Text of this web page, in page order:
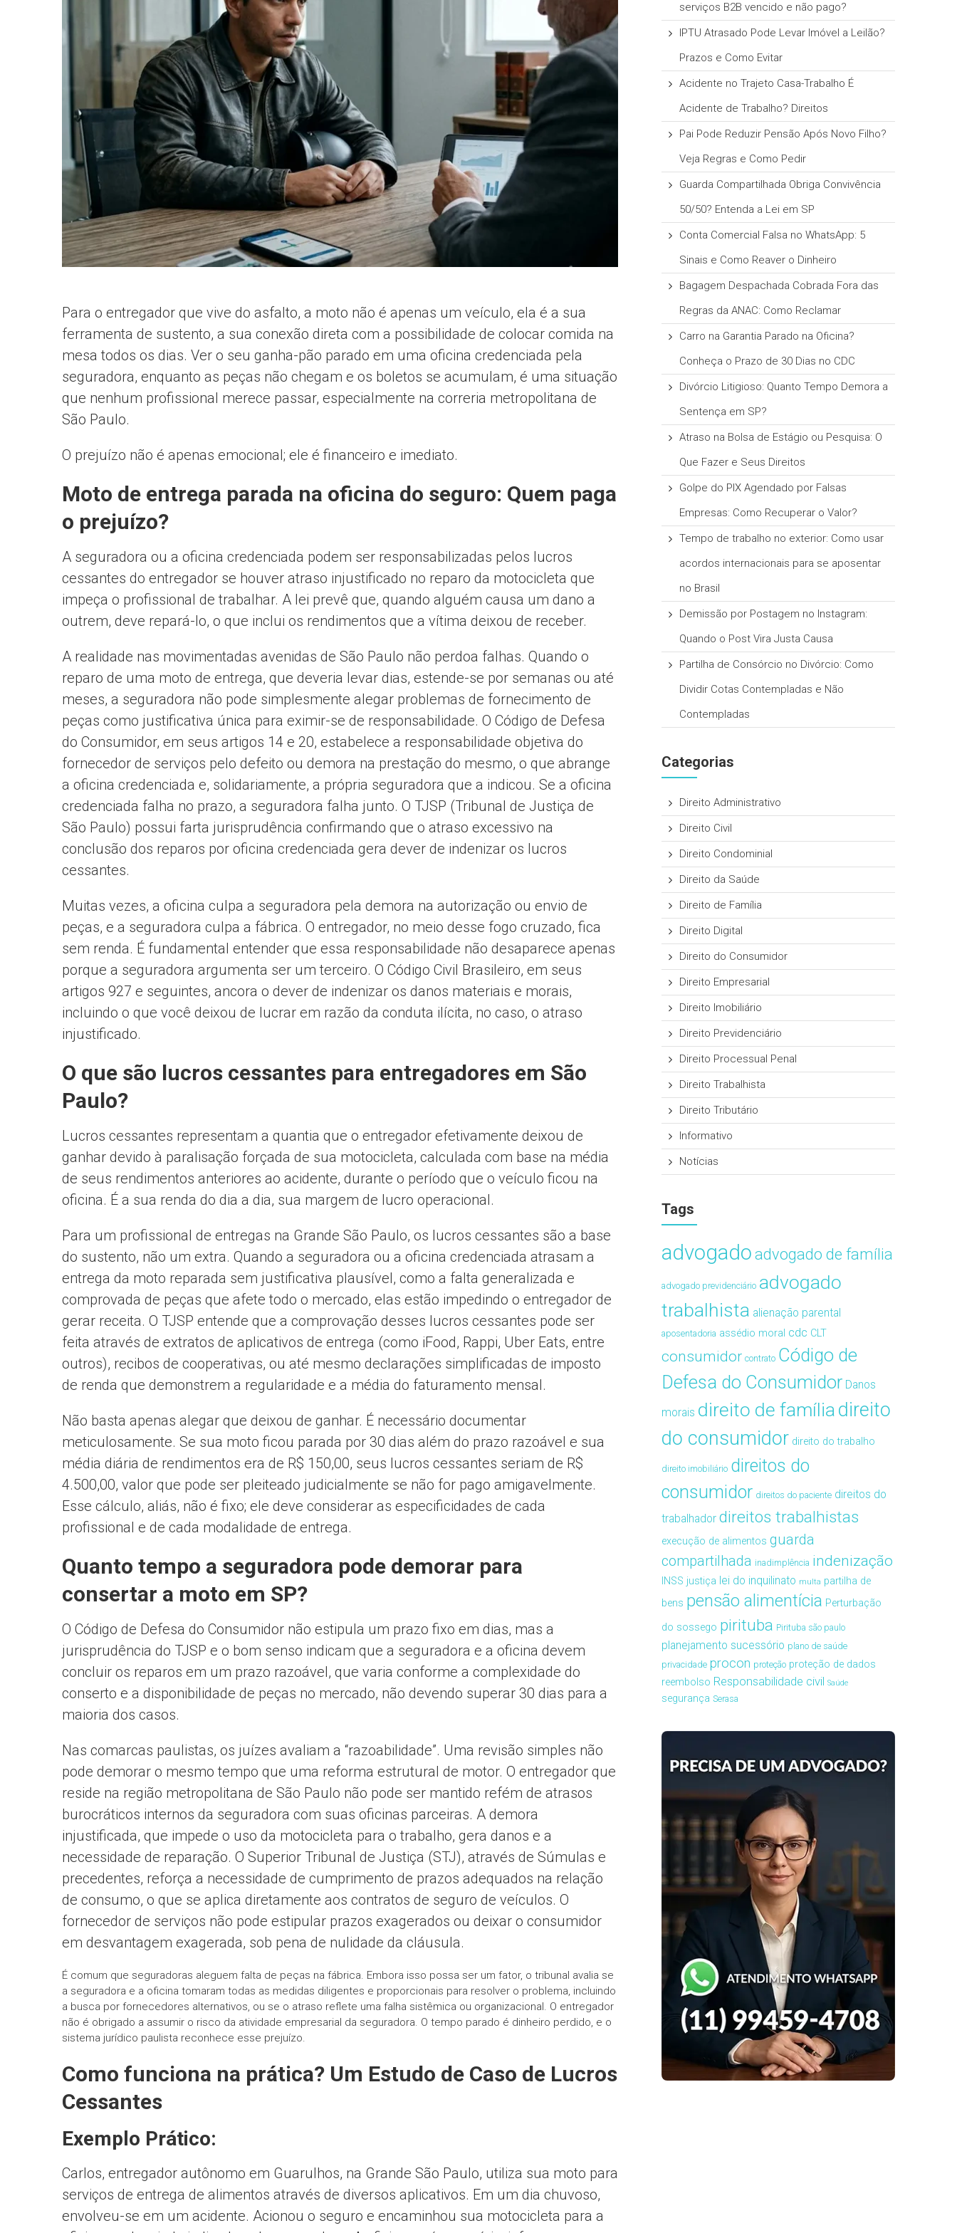
necessidade.
Para o entregador que vive do asfalto, a moto não é apenas um veículo, ela é a sua
ferramenta de sustento, a sua conexão direta com a possibilidade de colocar comida na
mesa todos os dias. Ver o seu ganha-pão parado em uma oficina credenciada pela
seguradora, enquanto as peças não chegam e os boletos se acumulam, é uma situação
que nenhum profissional merece passar, especialmente na correria metropolitana de
São Paulo.
O prejuízo não é apenas emocional; ele é financeiro e imediato.
Moto de entrega parada na oficina do seguro: Quem paga
o prejuízo?
A seguradora ou a oficina credenciada podem ser responsabilizadas pelos lucros
cessantes do entregador se houver atraso injustificado no reparo da motocicleta que
impeça o profissional de trabalhar. A lei prevê que, quando alguém causa um dano a
outrem, deve repará-lo, o que inclui os rendimentos que a vítima deixou de receber.
A realidade nas movimentadas avenidas de São Paulo não perdoa falhas. Quando o
reparo de uma moto de entrega, que deveria levar dias, estende-se por semanas ou até
meses, a seguradora não pode simplesmente alegar problemas de fornecimento de
peças como justificativa única para eximir-se de responsabilidade. O Código de Defesa
do Consumidor, em seus artigos 14 e 20, estabelece a responsabilidade objetiva do
fornecedor de serviços pelo defeito ou demora na prestação do mesmo, o que abrange
a oficina credenciada e, solidariamente, a própria seguradora que a indicou. Se a oficina
credenciada falha no prazo, a seguradora falha junto. O TJSP (Tribunal de Justiça de
São Paulo) possui farta jurisprudência confirmando que o atraso excessivo na
conclusão dos reparos por oficina credenciada gera dever de indenizar os lucros
cessantes.
Muitas vezes, a oficina culpa a seguradora pela demora na autorização ou envio de
peças, e a seguradora culpa a fábrica. O entregador, no meio desse fogo cruzado, fica
sem renda. É fundamental entender que essa responsabilidade não desaparece apenas
porque a seguradora argumenta ser um terceiro. O Código Civil Brasileiro, em seus
artigos 927 e seguintes, ancora o dever de indenizar os danos materiais e morais,
incluindo o que você deixou de lucrar em razão da conduta ilícita, no caso, o atraso
injustificado.
O que são lucros cessantes para entregadores em São
Paulo?
Lucros cessantes representam a quantia que o entregador efetivamente deixou de
ganhar devido à paralisação forçada de sua motocicleta, calculada com base na média
de seus rendimentos anteriores ao acidente, durante o período que o veículo ficou na
oficina. É a sua renda do dia a dia, sua margem de lucro operacional.
Para um profissional de entregas na Grande São Paulo, os lucros cessantes são a base
do sustento, não um extra. Quando a seguradora ou a oficina credenciada atrasam a
entrega da moto reparada sem justificativa plausível, como a falta generalizada e
comprovada de peças que afete todo o mercado, elas estão impedindo o entregador de
gerar receita. O TJSP entende que a comprovação desses lucros cessantes pode ser
feita através de extratos de aplicativos de entrega (como iFood, Rappi, Uber Eats, entre
outros), recibos de cooperativas, ou até mesmo declarações simplificadas de imposto
de renda que demonstrem a regularidade e a média do faturamento mensal.
Não basta apenas alegar que deixou de ganhar. É necessário documentar
meticulosamente. Se sua moto ficou parada por 30 dias além do prazo razoável e sua
média diária de rendimentos era de R$ 150,00, seus lucros cessantes seriam de R$
4.500,00, valor que pode ser pleiteado judicialmente se não for pago amigavelmente.
Esse cálculo, aliás, não é fixo; ele deve considerar as especificidades de cada
profissional e de cada modalidade de entrega.
Quanto tempo a seguradora pode demorar para
consertar a moto em SP?
O Código de Defesa do Consumidor não estipula um prazo fixo em dias, mas a
jurisprudência do TJSP e o bom senso indicam que a seguradora e a oficina devem
concluir os reparos em um prazo razoável, que varia conforme a complexidade do
conserto e a disponibilidade de peças no mercado, não devendo superar 30 dias para a
maioria dos casos.
Nas comarcas paulistas, os juízes avaliam a “razoabilidade”. Uma revisão simples não
pode demorar o mesmo tempo que uma reforma estrutural de motor. O entregador que
reside na região metropolitana de São Paulo não pode ser mantido refém de atrasos
burocráticos internos da seguradora com suas oficinas parceiras. A demora
injustificada, que impede o uso da motocicleta para o trabalho, gera danos e a
necessidade de reparação. O Superior Tribunal de Justiça (STJ), através de Súmulas e
precedentes, reforça a necessidade de cumprimento de prazos adequados na relação
de consumo, o que se aplica diretamente aos contratos de seguro de veículos. O
fornecedor de serviços não pode estipular prazos exagerados ou deixar o consumidor
em desvantagem exagerada, sob pena de nulidade da cláusula.
É comum que seguradoras aleguem falta de peças na fábrica. Embora isso possa ser um fator, o tribunal avalia se
a seguradora e a oficina tomaram todas as medidas diligentes e proporcionais para resolver o problema, incluindo
a busca por fornecedores alternativos, ou se o atraso reflete uma falha sistêmica ou organizacional. O entregador
não é obrigado a assumir o risco da atividade empresarial da seguradora. O tempo parado é dinheiro perdido, e o
sistema jurídico paulista reconhece esse prejuízo.
Como funciona na prática? Um Estudo de Caso de Lucros
Cessantes
Exemplo Prático:
Carlos, entregador autônomo em Guarulhos, na Grande São Paulo, utiliza sua moto para
serviços de entrega de alimentos através de diversos aplicativos. Em um dia chuvoso,
envolveu-se em um acidente. Acionou o seguro e encaminhou sua motocicleta para a
serviços B2B vencido e não pago?
IPTU Atrasado Pode Levar Imóvel a Leilão?
Prazos e Como Evitar
Acidente no Trajeto Casa-Trabalho É
Acidente de Trabalho? Direitos
Pai Pode Reduzir Pensão Após Novo Filho?
Veja Regras e Como Pedir
Guarda Compartilhada Obriga Convivência
50/50? Entenda a Lei em SP
Conta Comercial Falsa no WhatsApp: 5
Sinais e Como Reaver o Dinheiro
Bagagem Despachada Cobrada Fora das
Regras da ANAC: Como Reclamar
Carro na Garantia Parado na Oficina?
Conheça o Prazo de 30 Dias no CDC
Divórcio Litigioso: Quanto Tempo Demora a
Sentença em SP?
Atraso na Bolsa de Estágio ou Pesquisa: O
Que Fazer e Seus Direitos
Golpe do PIX Agendado por Falsas
Empresas: Como Recuperar o Valor?
Tempo de trabalho no exterior: Como usar
acordos internacionais para se aposentar
no Brasil
Demissão por Postagem no Instagram:
Quando o Post Vira Justa Causa
Partilha de Consórcio no Divórcio: Como
Dividir Cotas Contempladas e Não
Contempladas
Categorias
Direito Administrativo
Direito Civil
Direito Condominial
Direito da Saúde
Direito de Família
Direito Digital
Direito do Consumidor
Direito Empresarial
Direito Imobiliário
Direito Previdenciário
Direito Processual Penal
Direito Trabalhista
Direito Tributário
Informativo
Notícias
Tags
advogado advogado de família
advogado previdenciário advogado
trabalhista alienação parental
aposentadoria assédio moral cdc CLT
consumidor contrato Código de
Defesa do Consumidor Danos
morais direito de famíliadireito
do consumidor direito do trabalho
direito imobiliário direitos do
consumidor direitos do paciente direitos do
trabalhador direitos trabalhistas
execução de alimentos guarda
compartilhada inadimplência indenização
INSS justiça lei do inquilinato multa partilha de
bens pensão alimentícia Perturbação
do sossego pirituba Pirituba são paulo
planejamento sucessório plano de saúde
privacidade procon proteção proteção de dados
reembolso Responsabilidade civil Saúde
segurança Serasa